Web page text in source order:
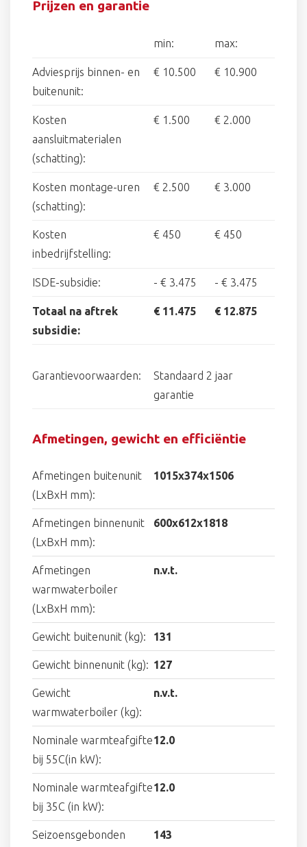
Prijzen en garantie
min: max:
Adviesprijs binnen- en
buitenunit:
€ 10.500 € 10.900
Kosten
aansluitmaterialen
(schatting):
€ 1.500 € 2.000
Kosten montage-uren
(schatting):
€ 2.500 € 3.000
Kosten
inbedrijfstelling:
€ 450 € 450
ISDE-subsidie: - € 3.475 - € 3.475
Totaal na aftrek
subsidie:
€ 11.475 € 12.875
Garantievoorwaarden:
Standaard 2 jaar
garantie
Afmetingen, gewicht en efficiëntie
Afmetingen buitenunit
(LxBxH mm):
1015x374x1506
Afmetingen binnenunit
(LxBxH mm):
600x612x1818
Afmetingen
warmwaterboiler
(LxBxH mm):
n.v.t.
Gewicht buitenunit (kg): 131
Gewicht binnenunit (kg): 127
Gewicht
warmwaterboiler (kg):
n.v.t.
Nominale warmteafgifte
bij 55C(in kW):
12.0
Nominale warmteafgifte
bij 35C (in kW):
12.0
Seizoensgebonden
143